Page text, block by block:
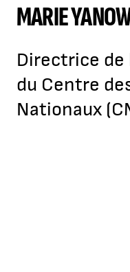
MARIE
Directrice
du Centre
Nationaux